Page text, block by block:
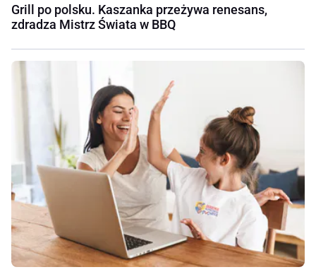
Grill po polsku. Kaszanka przeżywa renesans,
zdradza Mistrz Świata w BBQ